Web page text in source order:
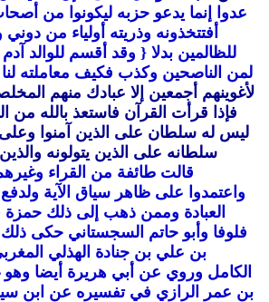
عدوا إنما يدعو حزبه ليكونوا من
أفتتخذونه وذريته أولياء من
للظالمين بدلا { وقد أقسم للوالد آدم
لمن الناصحين وكذب فكيف معاملته
لأغوينهم أجمعين إلا عبادك منهم
فإذا قرأت القرآن فاستعذ بالله من
ليس له سلطان على الذين آمنوا وعلى
سلطانه على الذين يتولونه
قالت طائفة من القراء
واعتمدوا على ظاهر سياق الآية
العبادة وممن ذهب إلى ذلك حمزة
فلوفا وأبو حاتم السجستاني حكى
بن علي بن جنادة الهذلي
الكامل وروي عن أبي هريرة أيضا
بن عمر الرازي في تفسيره عن ابن